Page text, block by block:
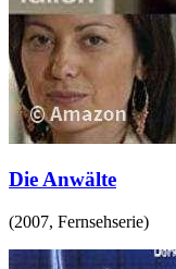
Die Anwälte
(2007, Fernsehserie)